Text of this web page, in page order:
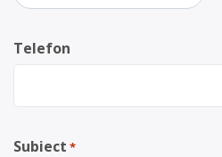
Telefon
Subiect *